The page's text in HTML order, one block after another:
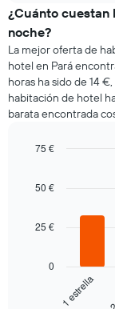
El
gráfico
muestra
1
eje
Y
que
indica
precio
de
habitación
el
precio
medio
de
una
habitación
cada
día
la
gráfico
¿Cuánto cuestan
noche?
La mejor oferta de
hotel en Pará
horas ha sido de 14
habitación de hotel
barata encontrada
with
siguiente
muestra1 estrella
0
25 €
50 €
75 €